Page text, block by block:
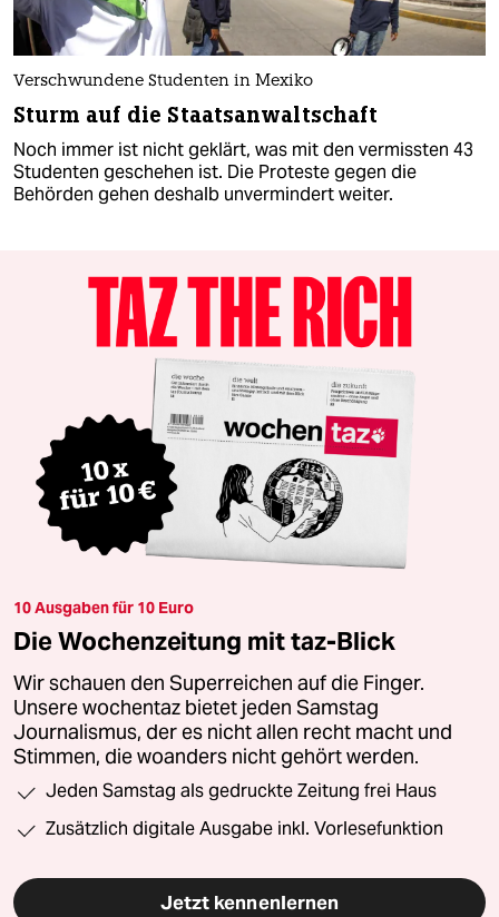
Verschwundene Studenten in Mexiko
Sturm auf die Staatsanwaltschaft
Noch immer ist nicht geklärt, was mit den vermissten 43
Studenten geschehen ist. Die Proteste gegen die
Behörden gehen deshalb unvermindert weiter.
10 Ausgaben für 10 Euro
Die Wochenzeitung mit taz-Blick
Wir schauen den Superreichen auf die Finger.
Unsere wochentaz bietet jeden Samstag
Journalismus, der es nicht allen recht macht und
Stimmen, die woanders nicht gehört werden.
Jeden Samstag als gedruckte Zeitung frei Haus
Zusätzlich digitale Ausgabe inkl. Vorlesefunktion
Jetzt kennenlernen